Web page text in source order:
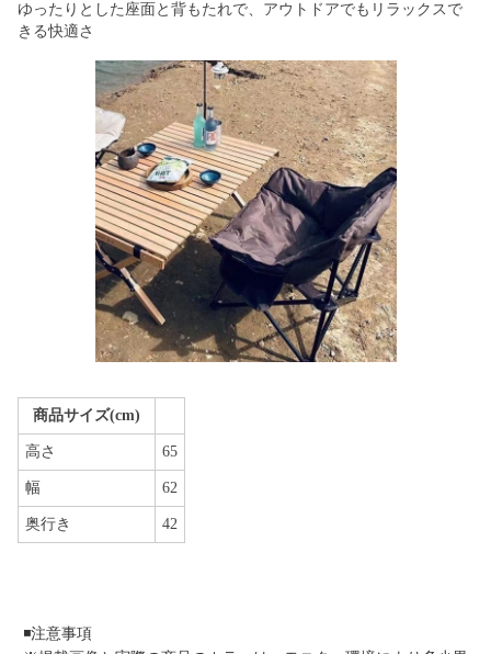
ゆったりとした座面と背もたれで、アウトドアでもリラックスで
きる快適さ
商品サイズ(cm)
高さ 65
幅 62
奥行き 42
◾️注意事項